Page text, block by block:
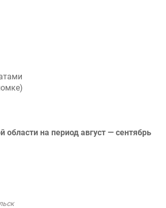
на период август — сентябрь